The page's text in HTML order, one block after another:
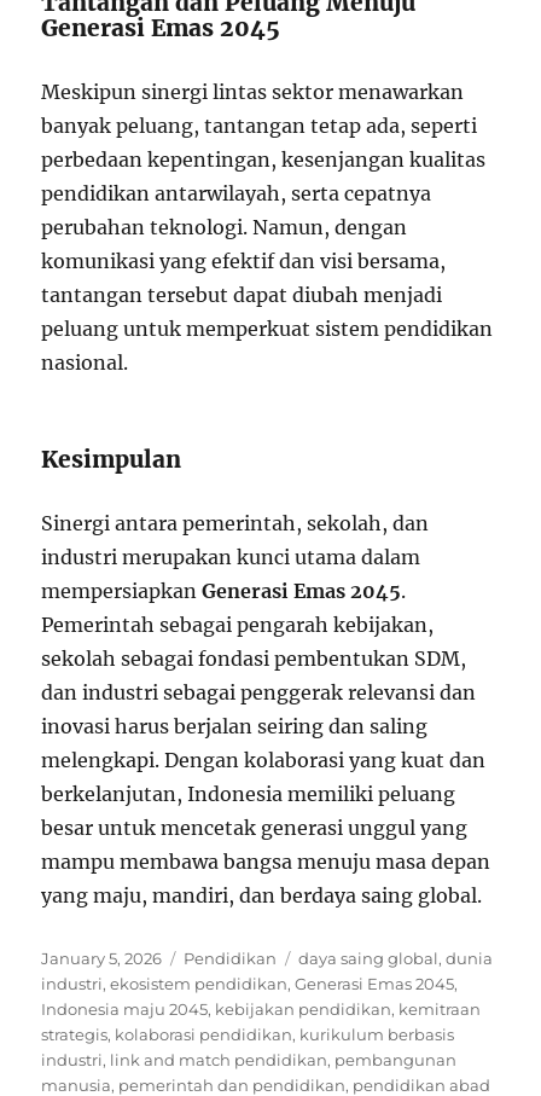
Generasi Emas 2045
Meskipun sinergi lintas sektor menawarkan
banyak peluang, tantangan tetap ada, seperti
perbedaan kepentingan, kesenjangan kualitas
pendidikan antarwilayah, serta cepatnya
perubahan teknologi. Namun, dengan
komunikasi yang efektif dan visi bersama,
tantangan tersebut dapat diubah menjadi
peluang untuk memperkuat sistem pendidikan
nasional.
Kesimpulan
Sinergi antara pemerintah, sekolah, dan
industri merupakan kunci utama dalam
mempersiapkanGenerasi Emas 2045.
Pemerintah sebagai pengarah kebijakan,
sekolah sebagai fondasi pembentukan SDM,
dan industri sebagai penggerak relevansi dan
inovasi harus berjalan seiring dan saling
melengkapi. Dengan kolaborasi yang kuat dan
berkelanjutan, Indonesia memiliki peluang
besar untuk mencetak generasi unggul yang
mampu membawa bangsa menuju masa depan
yang maju, mandiri, dan berdaya saing global.
Posted
on
January 5, 2026 Categories
Pendidikan Tags
daya saing global,dunia
industri,ekosistem pendidikan,Generasi Emas 2045,
Indonesia maju 2045, kebijakan pendidikan, kemitraan
strategis, kolaborasi pendidikan, kurikulum berbasis
industri, link and match pendidikan, pembangunan
manusia, pemerintah dan pendidikan, pendidikan abad